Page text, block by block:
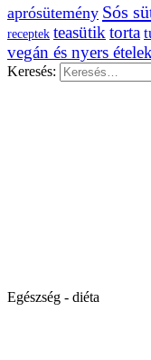
aprósütemény Sós
receptek teasütik torta
vegán és nyers ételek
Keresés:
Egészség - diéta